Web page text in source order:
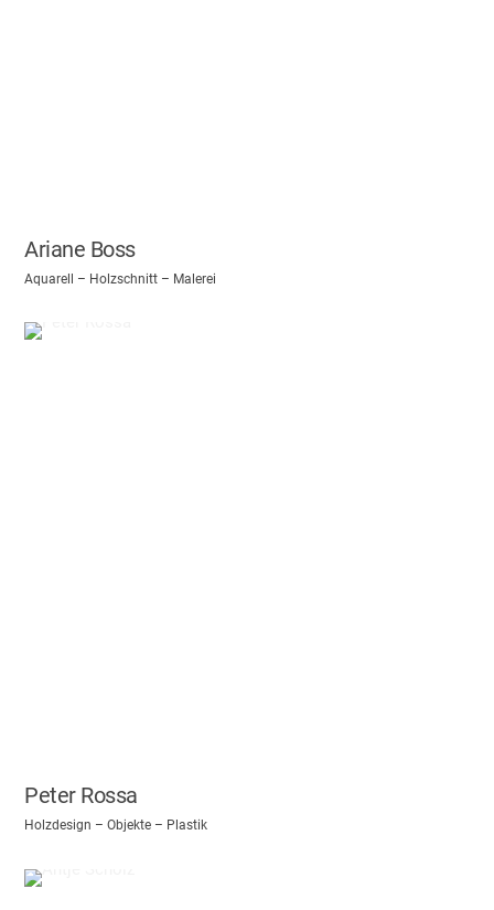
Ariane Boss
Aquarell – Holzschnitt – Malerei
Peter Rossa
Holzdesign – Objekte – Plastik